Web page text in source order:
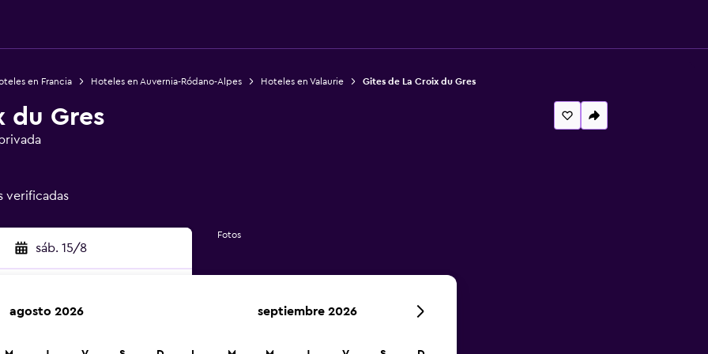
en Francia Hoteles en Auvernia-Ródano-Alpes Hoteles en Valaurie Gites de La Croix du Gres
du Gres
verificadas
sáb. 15/8
Fotos
agosto 2026 septiembre 2026